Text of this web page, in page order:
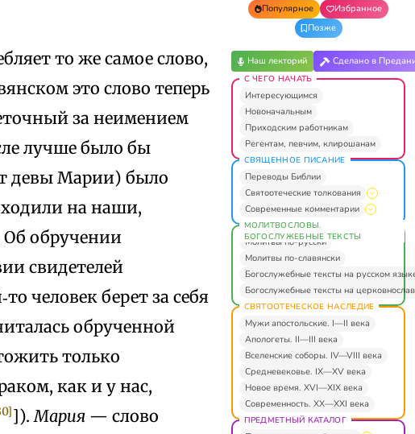
то же самое слово,
это слово теперь
за неимением
лучше было бы
девы Марии) было
на наши,
обручении
свидетелей
человек берет за себя
обрученной
только
как и у нас,
]). Мария— слово
Популярное
Избранное
Позже
Наш лекторий Сделано в
С ЧЕГО НАЧАТЬ
Интересующимся
Новоначальным
Приходским работникам
Регентам, певчим, клирошанам
СВЯЩЕННОЕ ПИСАНИЕ
Переводы Библии
Святоотеческие толкования
Современные комментарии
МОЛИТВОСЛОВЫ.
БОГОСЛУЖЕБНЫЕ ТЕКСТЫ
Молитвы по-русски
Молитвы по-славянски
Богослужебные тексты на русском
Богослужебные тексты на
СВЯТООТЕЧЕСКОЕ НАСЛЕДИЕ
Мужи апостольские. I—II века
Апологеты. II—III века
Вселенские соборы. IV—VIII века
Средневековье. IX—XV века
Новое время. XVI—XIX века
Современность. XX—XXI века
ПРЕДМЕТНЫЙ КАТАЛОГ